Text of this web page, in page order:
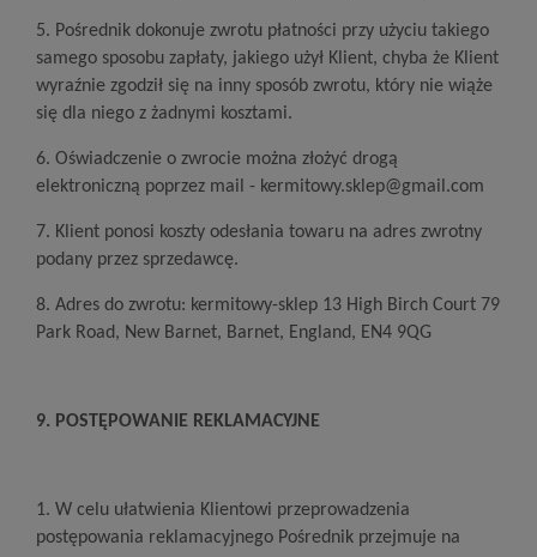
5. Pośrednik dokonuje zwrotu płatności przy użyciu takiego
samego sposobu zapłaty, jakiego użył Klient, chyba że Klient
wyraźnie zgodził się na inny sposób zwrotu, który nie wiąże
się dla niego z żadnymi kosztami.
6. Oświadczenie o zwrocie można złożyć drogą
elektroniczną poprzez mail - kermitowy.sklep@gmail.com
7. Klient ponosi koszty odesłania towaru na adres zwrotny
podany przez sprzedawcę.
8. Adres do zwrotu: kermitowy-sklep 13 High Birch Court 79
Park Road, New Barnet, Barnet, England, EN4 9QG
9. POSTĘPOWANIE REKLAMACYJNE
1. W celu ułatwienia Klientowi przeprowadzenia
postępowania reklamacyjnego Pośrednik przejmuje na